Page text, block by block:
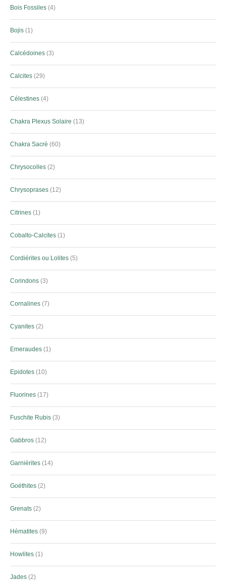
Bois Fossiles 4
Bojis 1
Calcédoines 3
Calcites 29
Célestines 4
Chakra Plexus Solaire 13
Chakra Sacré 60
Chrysocolles 2
Chrysoprases 12
Citrines 1
Cobalto-Calcites 1
Cordiérites ou Lolites 5
Corindons 3
Cornalines 7
Cyanites 2
Emeraudes 1
Epidotes 10
Fluorines 17
Fuschite Rubis 3
Gabbros 12
Garniérites 14
Goéthites 2
Grenats 2
Hématites 9
Howlites 1
Jades 2